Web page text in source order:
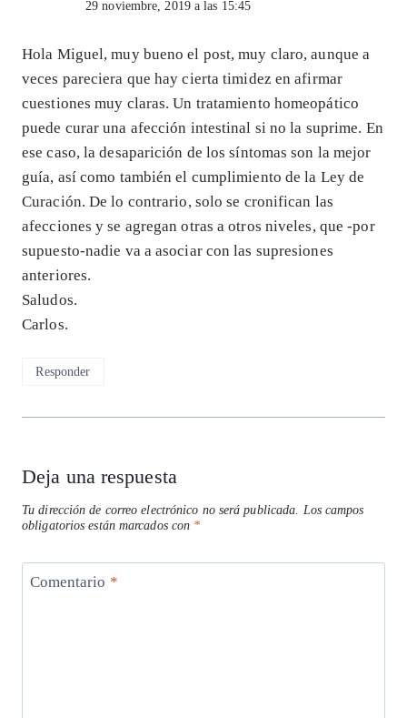
29 noviembre, 2019 a las 15:45
Hola Miguel, muy bueno el post, muy claro, aunque a
veces pareciera que hay cierta timidez en afirmar
cuestiones muy claras. Un tratamiento homeopático
puede curar una afección intestinal si no la suprime. En
ese caso, la desaparición de los síntomas son la mejor
guía, así como también el cumplimiento de la Ley de
Curación. De lo contrario, solo se cronifican las
afecciones y se agregan otras a otros niveles, que -por
supuesto-nadie va a asociar con las supresiones
anteriores.
Saludos.
Carlos.
Responder
Deja una respuesta
Tu dirección de correo electrónico no será publicada.
Los campos
obligatorios están marcados con *
Comentario *